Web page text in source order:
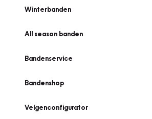
Winterbanden
All season banden
Bandenservice
Bandenshop
Velgenconfigurator